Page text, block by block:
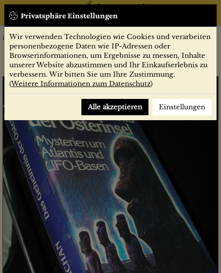
Privatsphäre Einstellungen
Wir verwenden Technologien wie Cookies und verarbeiten
personenbezogene Daten wie IP-Adressen oder
Browserinformationen, um Ergebnisse zu messen, Inhalte
unserer Website abzustimmen und Ihr Einkaufserlebnis zu
verbessern. Wir bitten Sie um Ihre Zustimmung.
(Weitere Informationen zum Datenschutz)
Alle akzeptieren Einstellungen
Sachbücher
Das Geheimnis der Osterinsel. Mysterien um Atlantis und Ufo-
Basen